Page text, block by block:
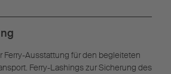
Ferry-Ausstattung für den begleiteten
Ferry-Lashings zur Sicherung des